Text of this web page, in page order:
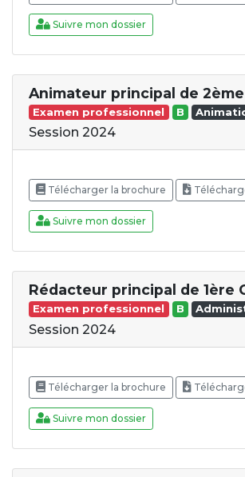
Suivre mon dossier
Animateur principal de 2ème
Examen professionnel B
Session 2024
Télécharger la brochure
Suivre mon dossier
Rédacteur principal de 1ère
Examen professionnel B
Session 2024
Télécharger la brochure
Suivre mon dossier